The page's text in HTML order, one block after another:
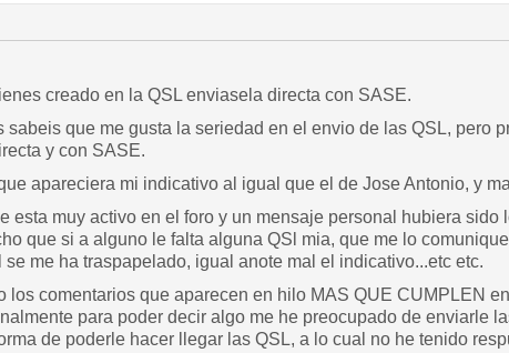
creado en la QSL enviasela directa con SASE.
sabeis que me gusta la seriedad en el envio de las QSL, pero
y con SASE.
apareciera mi indicativo al igual que el de Jose Antonio, y
esta muy activo en el foro y un mensaje personal hubiera sido
que si a alguno le falta alguna QSl mia, que me lo
me ha traspapelado, igual anote mal el indicativo...etc etc.
los comentarios que aparecen en hilo MAS QUE CUMPLEN
para poder decir algo me he preocupado de enviarle
de poderle hacer llegar las QSL, a lo cual no he tenido